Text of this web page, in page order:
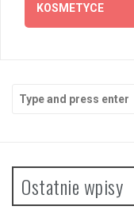
KOSMETYCE
Search
for:
Ostatnie wpisy